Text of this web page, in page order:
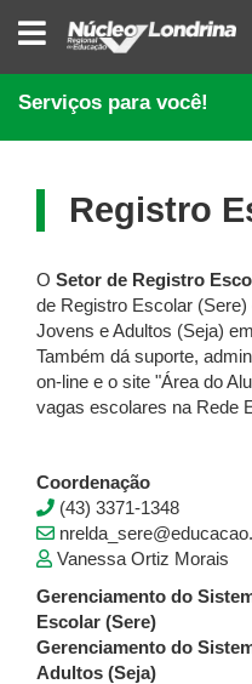
NÚCLEO
REGIONAL
EDUCAÇÃO
DE
LONDRINA
Serviços para você!
Registro
O Setor de Registro
de Registro Escolar
Jovens e Adultos (Seja)
Também dá suporte,
on-line e o site "Área do
vagas escolares na Rede
Coordenação
(43) 3371-1348
Vanessa Ortiz Morais
Gerenciamento do
Escolar (Sere)
Gerenciamento do
Adultos (Seja)